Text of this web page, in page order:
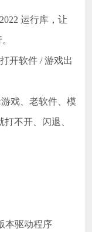
运行库，让
开软件 / 游戏出
戏、老软件、模
不开、闪退、
驱动程序